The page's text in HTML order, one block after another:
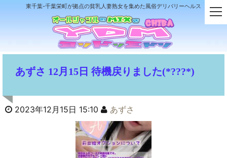
東千葉-千葉栄町が拠点の貧乳人妻熟女を集めた風俗デリバリーヘルス
あずさ 12月15日 待機戻りました(*???*)
2023年12月15日 15:10 あずさ
t
o
l
v